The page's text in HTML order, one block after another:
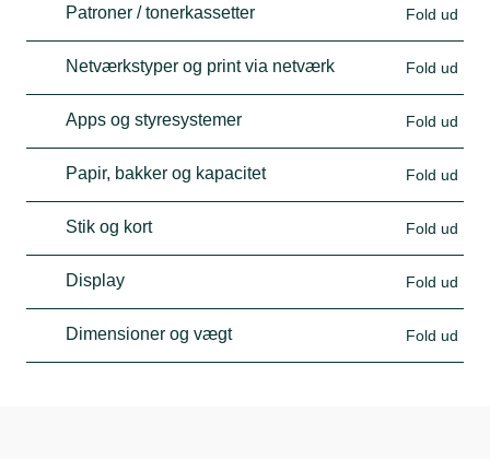
Patroner / tonerkassetter Fold ud
Netværkstyper og print via netværk Fold ud
Apps og styresystemer Fold ud
Papir, bakker og kapacitet Fold ud
Stik og kort Fold ud
Display Fold ud
Dimensioner og vægt Fold ud